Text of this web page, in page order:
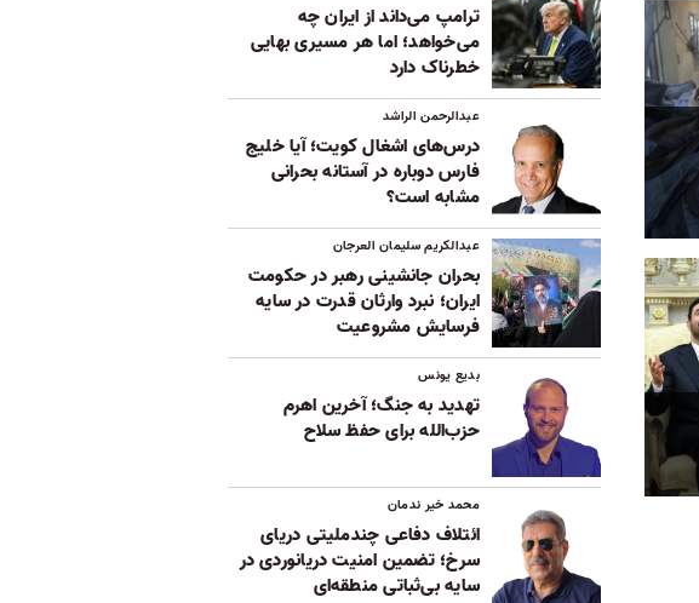
ترامپ می‌داند از ایران چه
می‌خواهد؛ اما هر مسیری بهایی
خطرناک دارد
عبدالرحمن الراشد
درس‌های اشغال کویت؛ آیا خلیج
فارس دوباره در آستانه بحرانی
مشابه است؟
عبدالکریم سلیمان العرجان
بحران جانشینی رهبر در حکومت
ایران؛ نبرد وارثان قدرت در سایه
فرسایش مشروعیت
بدیع یونس
تهدید به جنگ؛ آخرین اهرم
حزب‌الله برای حفظ سلاح
محمد خیر ندمان
ائتلاف دفاعی چندملیتی دریای
سرخ؛ تضمین امنیت دریانوردی در
سایه بی‌ثباتی‌ منطقه‌ای